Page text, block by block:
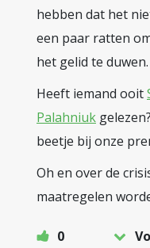
hebben dat het
een paar ratten
het gelid te duwen.
Heeft iemand ooit
Palahniuk
beetje bij onze
Oh en over de
maatregelen
0